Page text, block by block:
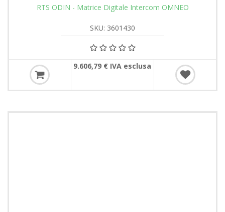
RTS ODIN - Matrice Digitale Intercom OMNEO
SKU: 3601430
9.606,79 € IVA esclusa